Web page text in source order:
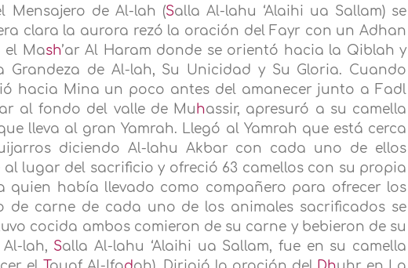
Mensajero de Al-lah (Salla Al-lahu ‘Alaihi ua Sallam) se
clara la aurora rezó la oración del Fayr con un Adhan
el Mash’ar Al Haram donde se orientó hacia la Qiblah y
de Al-lah, Su Unicidad y Su Gloria. Cuando
hacia Mina un poco antes del amanecer junto a Fadl
al fondo del valle de Mu hassir, apresuró a su camella
lleva al gran Yamrah. Llegó al Yamrah que está cerca
diciendo Al-lahu Akbar con cada uno de ellos
lugar del sacrificio y ofreció 63 camellos con su propia
quien había llevado como compañero para ofrecer los
de carne de cada uno de los animales sacrificados se
cocida ambos comieron de su carne y bebieron de su
lah, Salla Al-lahu ‘Alaihi ua Sallam, fue en su camella